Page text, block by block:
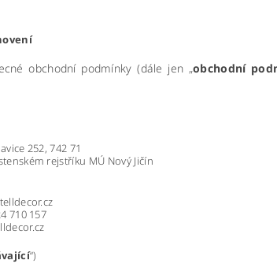
obchodní podmínky (dále jen „obchodní
252, 742 71
rejstříku MÚ Nový Jičín
710 157
“)